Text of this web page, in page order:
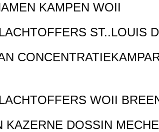
KAMPEN WOII
ST..LOUIS
WOII
KAZERNE DOSSIN